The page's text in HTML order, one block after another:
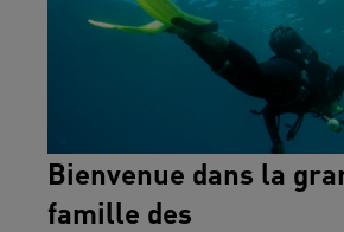
Bienvenue dans la
famille des